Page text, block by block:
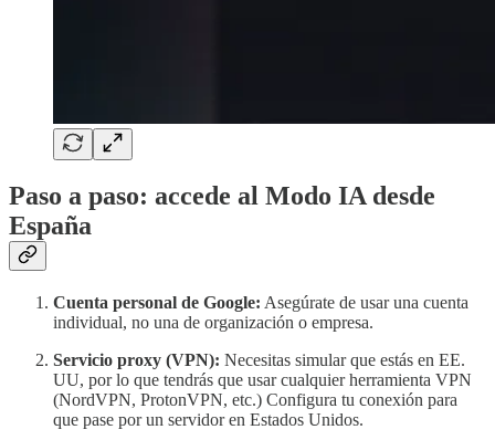
Paso a paso: accede al Modo IA desde
España
Cuenta personal de Google: Asegúrate de usar una cuenta
individual, no una de organización o empresa.
Servicio proxy (VPN): Necesitas simular que estás en EE.
UU, por lo que tendrás que usar cualquier herramienta VPN
(NordVPN, ProtonVPN, etc.) Configura tu conexión para
que pase por un servidor en Estados Unidos.